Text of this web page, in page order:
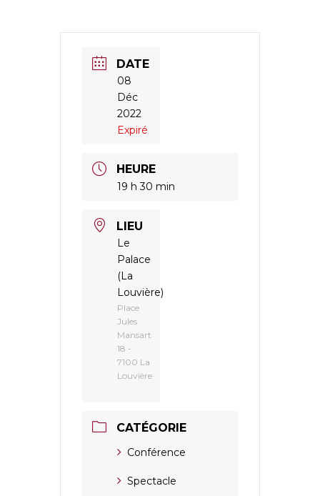
DATE
08
Déc
2022
Expiré
HEURE
19 h 30 min
LIEU
Le
Palace
(La
Louvière)
Place
Jules
Mansart
18 -
7100 La
Louvière
CATÉGORIE
Conférence
Spectacle